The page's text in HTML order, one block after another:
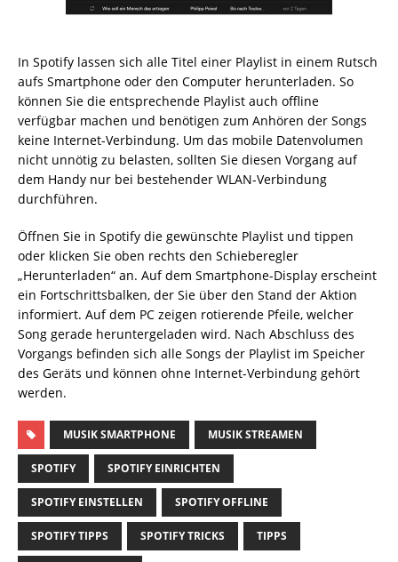
In Spotify lassen sich alle Titel einer Playlist in einem Rutsch
aufs Smartphone oder den Computer herunterladen. So
können Sie die entsprechende Playlist auch offline
verfügbar machen und benötigen zum Anhören der Songs
keine Internet-Verbindung. Um das mobile Datenvolumen
nicht unnötig zu belasten, sollten Sie diesen Vorgang auf
dem Handy nur bei bestehender WLAN-Verbindung
durchführen.
Öffnen Sie in Spotify die gewünschte Playlist und tippen
oder klicken Sie oben rechts den Schieberegler
„Herunterladen“ an. Auf dem Smartphone-Display erscheint
ein Fortschrittsbalken, der Sie über den Stand der Aktion
informiert. Auf dem PC zeigen rotierende Pfeile, welcher
Song gerade heruntergeladen wird. Nach Abschluss des
Vorgangs befinden sich alle Songs der Playlist im Speicher
des Geräts und können ohne Internet-Verbindung gehört
werden.
MUSIK SMARTPHONE MUSIK STREAMEN
SPOTIFY SPOTIFY EINRICHTEN
SPOTIFY EINSTELLEN SPOTIFY OFFLINE
SPOTIFY TIPPS SPOTIFY TRICKS TIPPS